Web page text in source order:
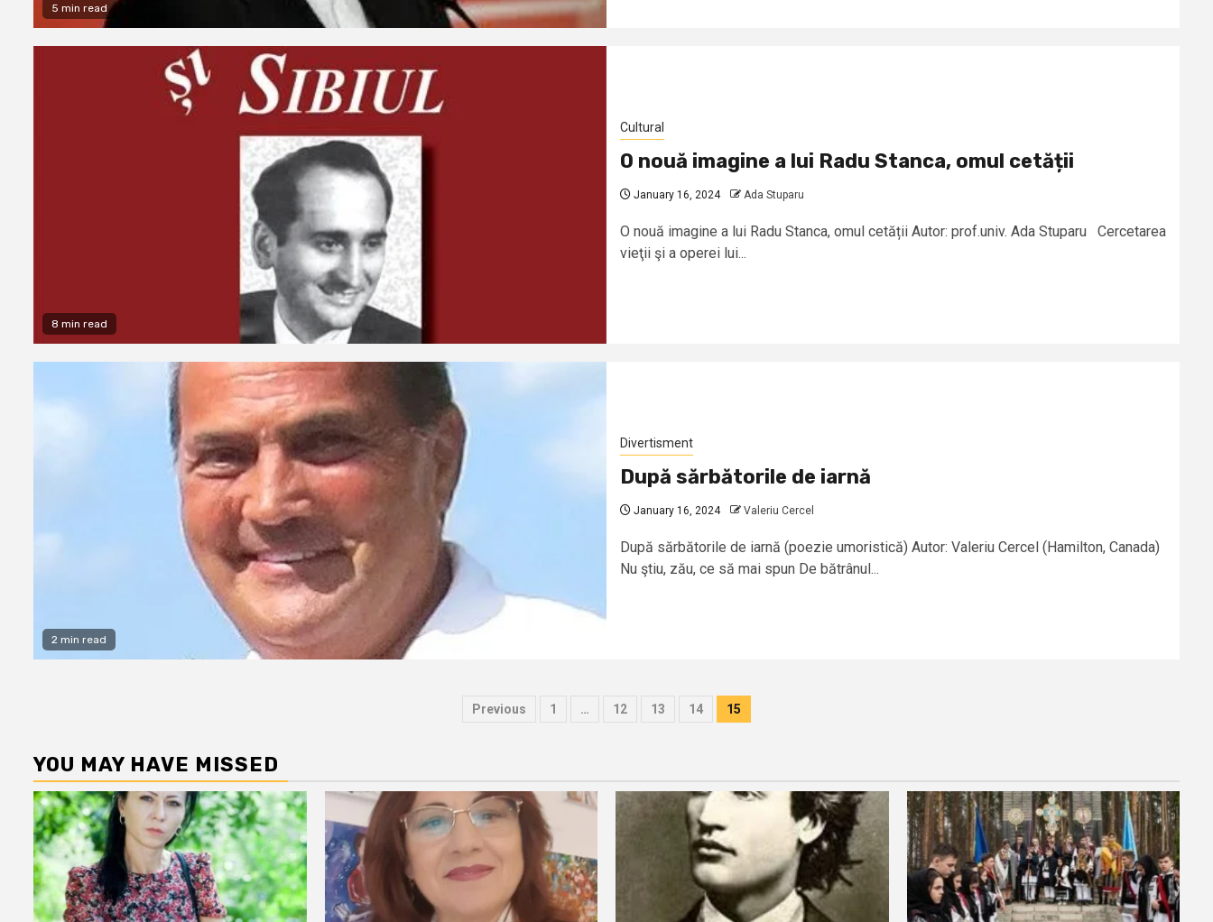
5 min read
8 min read
Cultural
O nouă imagine a lui Radu Stanca, omul cetății
January 16, 2024 Ada Stuparu
O nouă imagine a lui Radu Stanca, omul cetății Autor: prof.univ. Ada Stuparu Cercetarea
vieţii şi a operei lui...
2 min read
Divertisment
După sărbătorile de iarnă
January 16, 2024 Valeriu Cercel
După sărbătorile de iarnă (poezie umoristică) Autor: Valeriu Cercel (Hamilton, Canada)
Nu ştiu, zău, ce să mai spun De bătrânul...
Posts
Previous 1 … 12 13 14 15
YOU MAY HAVE MISSED